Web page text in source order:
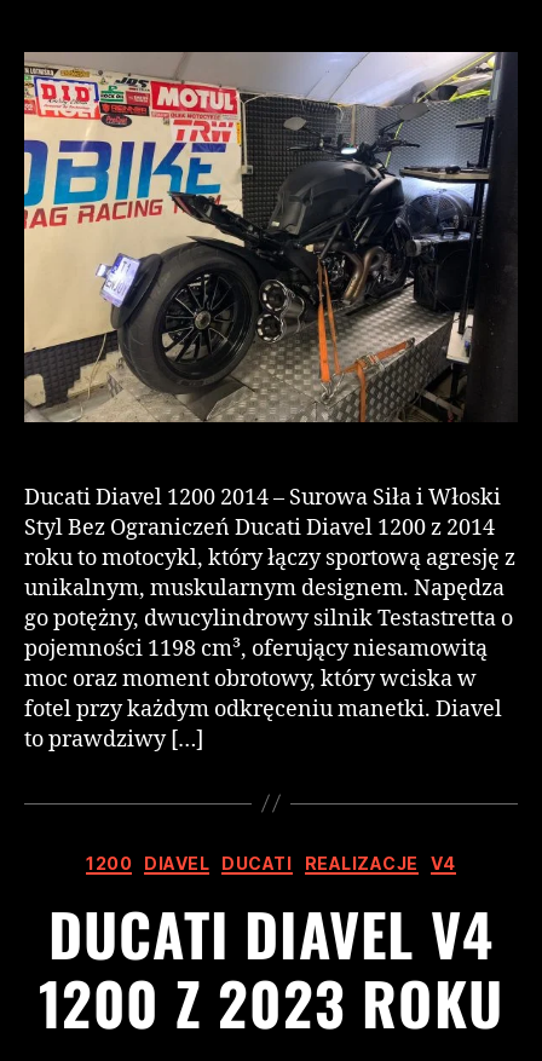
Ducati Diavel 1200 2014 – Surowa Siła i Włoski
Styl Bez Ograniczeń Ducati Diavel 1200 z 2014
roku to motocykl, który łączy sportową agresję z
unikalnym, muskularnym designem. Napędza
go potężny, dwucylindrowy silnik Testastretta o
pojemności 1198 cm³, oferujący niesamowitą
moc oraz moment obrotowy, który wciska w
fotel przy każdym odkręceniu manetki. Diavel
to prawdziwy […]
1200 DIAVEL DUCATI REALIZACJE V4
DUCATI DIAVEL V4
1200 Z 2023 ROKU